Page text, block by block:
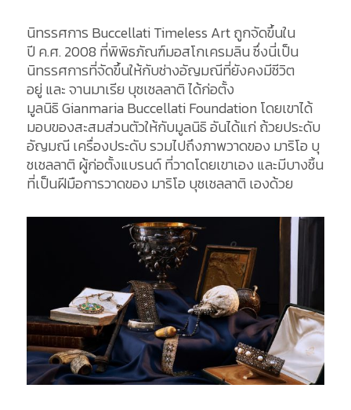
นิทรรศการ BuccellatiTimeless Artถูกจัดขึ้นใน
ปีค.ศ. 2008 ที่พิพิธภัณฑ์มอสโกเครมลินซึ่งนี่เป็น
นิทรรศการที่จัดขึ้นให้กับช่างอัญมณีที่ยังคงมีชีวิต
อยู่และจานมาเรียบุชเชลลาติได้ก่อตั้ง
มูลนิธิGianmariaBuccellatiFoundationโดยเขาได้
มอบของสะสมส่วนตัวให้กับมูลนิธิอันได้แก่ถ้วยประดับ
อัญมณีเครื่องประดับรวมไปถึงภาพวาดของ มาริโอ บุ
ชเชลลาติผู้ก่อตั้งแบรนด์ที่วาดโดยเขาเอง และมีบางชิ้น
ที่เป็นฝีมือการวาดของ มาริโอ บุชเชลลาติเองด้วย